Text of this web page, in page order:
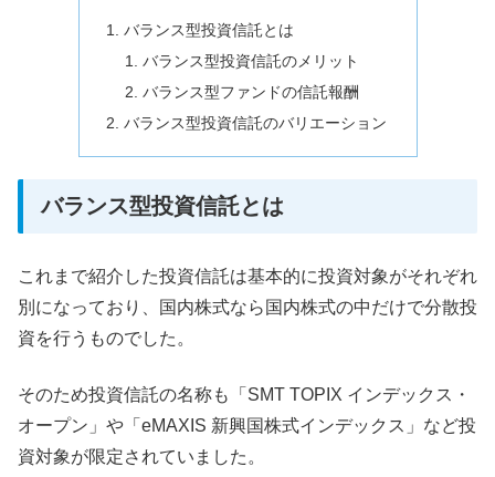
バランス型投資信託とは
バランス型投資信託のメリット
バランス型ファンドの信託報酬
バランス型投資信託のバリエーション
バランス型投資信託とは
これまで紹介した投資信託は基本的に投資対象がそれぞれ
別になっており、国内株式なら国内株式の中だけで分散投
資を行うものでした。
そのため投資信託の名称も「SMT TOPIX インデックス・
オープン」や「eMAXIS 新興国株式インデックス」など投
資対象が限定されていました。